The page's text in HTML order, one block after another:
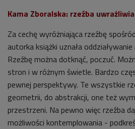
Kama Zboralska: rzeźba
Za cechę wyróżniająca rzeźbę
autorka książki uznała
Rzeźbę można dotknąć, poczuć.
stron i w różnym świetle. Bardzo
pewnej perspektywy. Te wszystkie
geometrii, do abstrakcji, one też
przestrzeni. Na pewno więc rzeźba
możliwości kontemplowania -